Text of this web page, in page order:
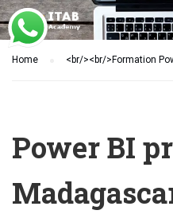
Home <br/><br/>Formation
Power BI